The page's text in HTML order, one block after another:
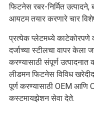
फिटनेस रबर-निर्मित
आयटम तयार करणारे चार
प्रत्येक प्लेटमध्ये काटेकोरपणे
दर्जाच्या स्टीलचा वापर केला
करण्यासाठी संपूर्ण
लीडमन फिटनेस विविध
पूर्ण करण्यासाठी OEM आणि
कस्टमायझेशन सेवा देते.